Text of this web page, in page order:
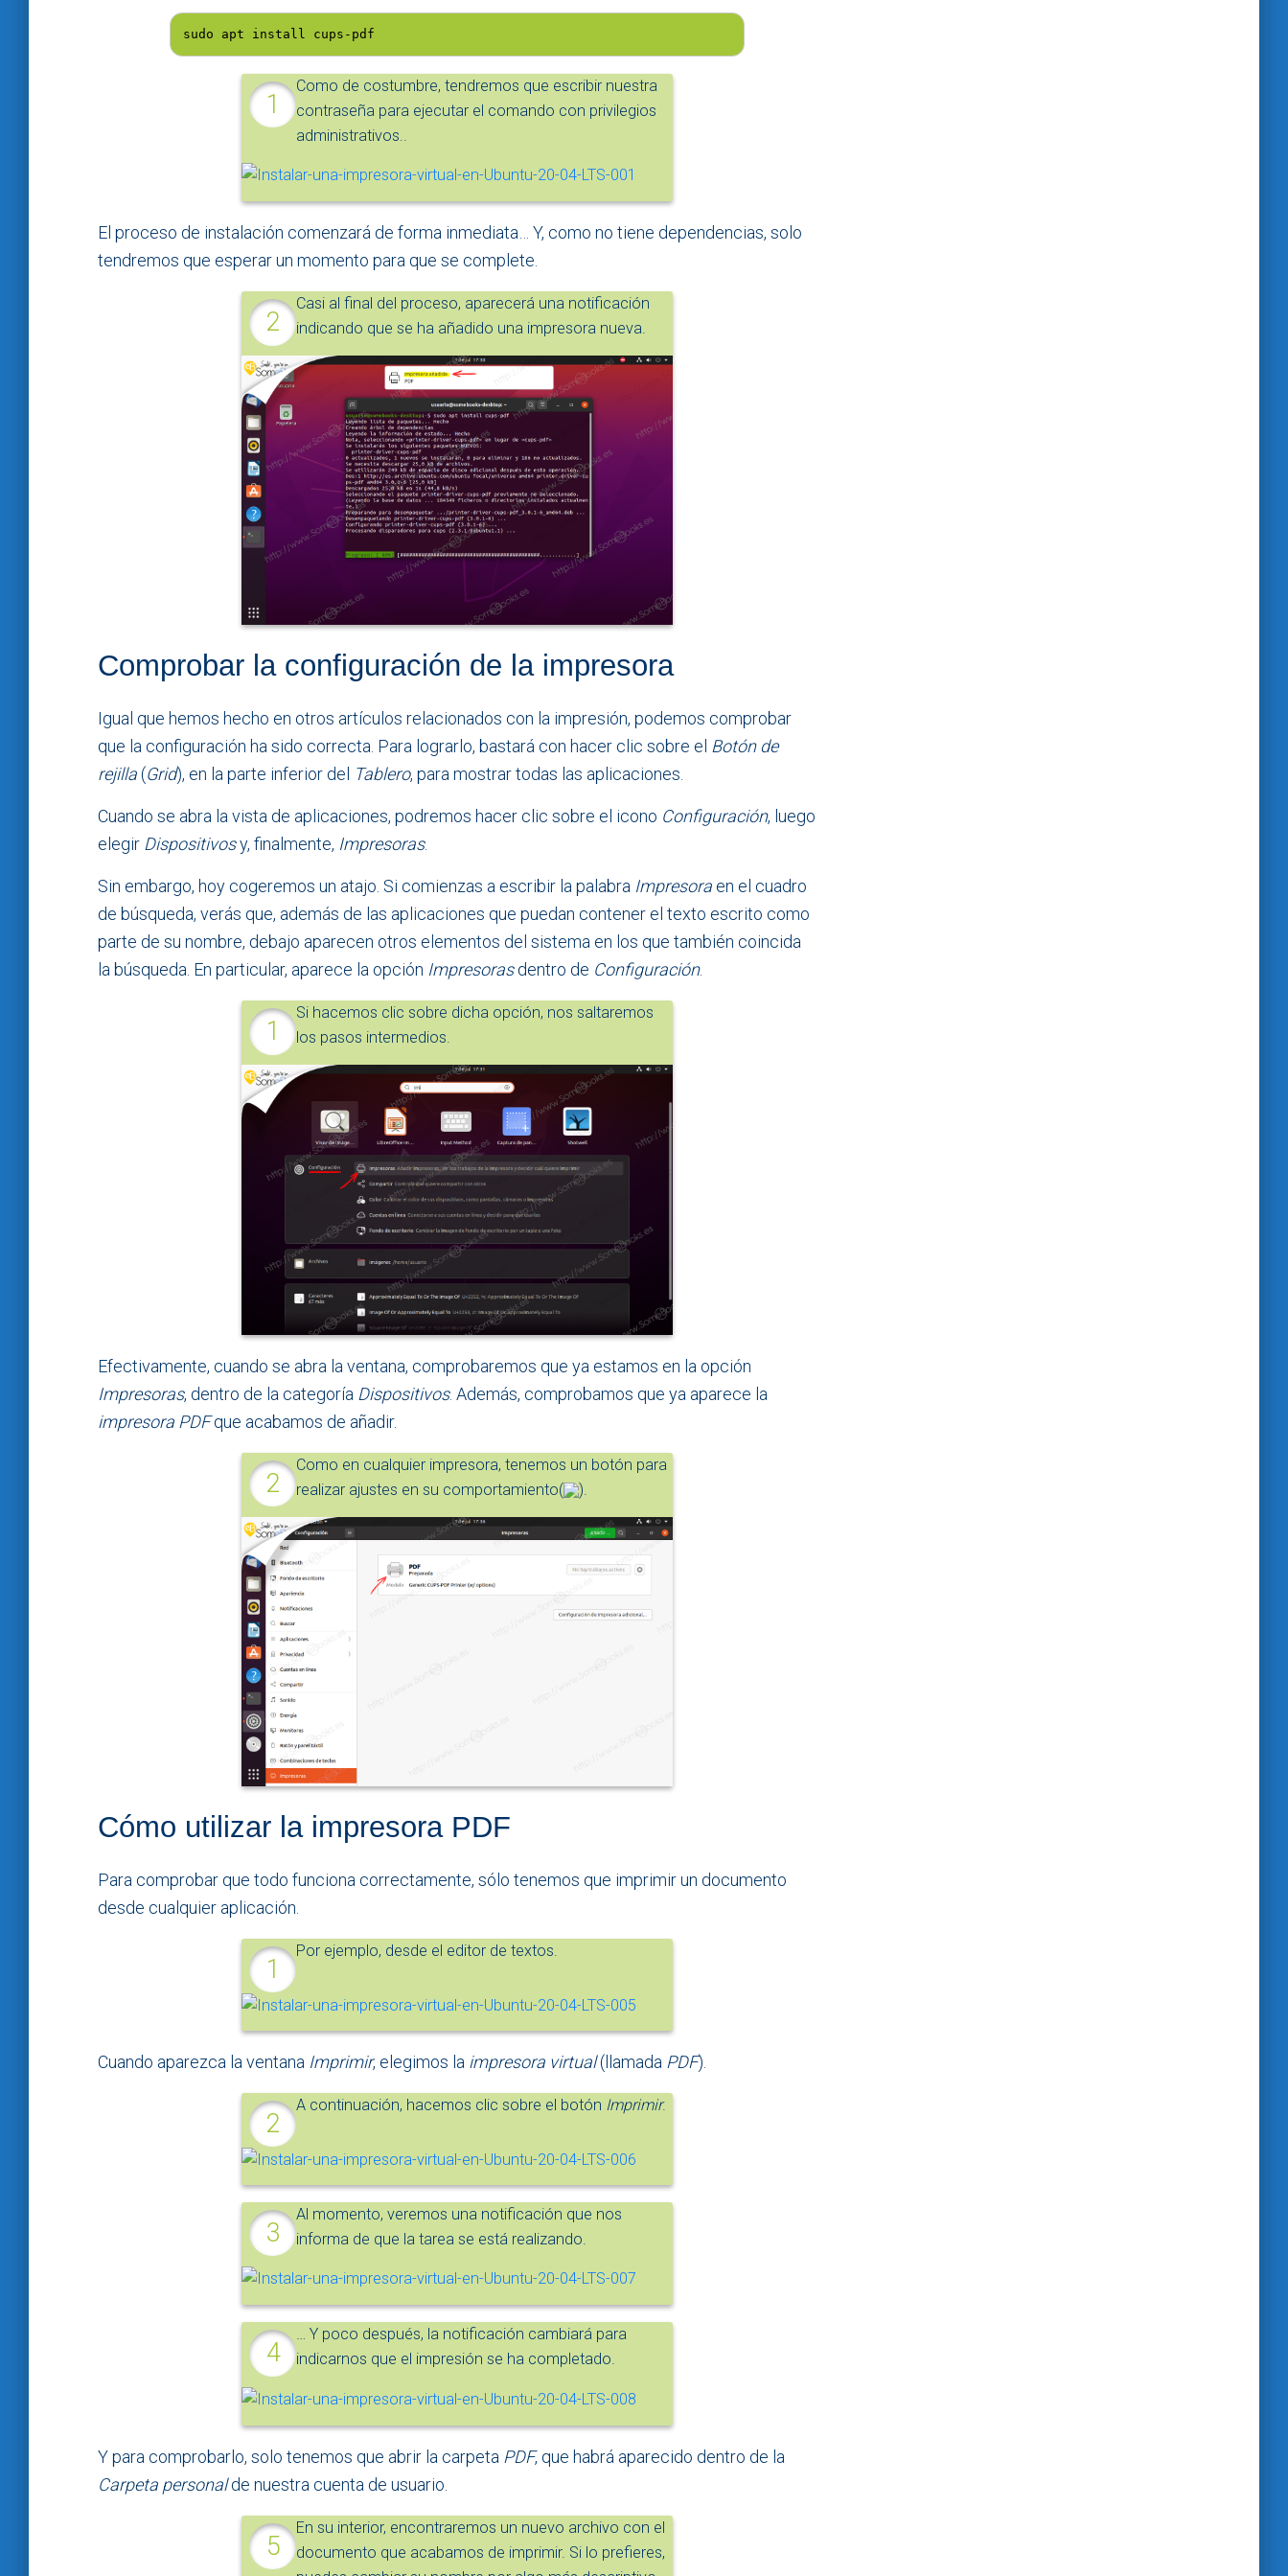
sudo apt install cups-pdf
Como de costumbre, tendremos que escribir nuestra
contraseña para ejecutar el comando con privilegios
administrativos..
El proceso de instalación comenzará de forma inmediata… Y, como no tiene dependencias, solo
tendremos que esperar un momento para que se complete.
Casi al final del proceso, aparecerá una notificación
indicando que se ha añadido una impresora nueva.
Comprobar la configuración de la impresora
Igual que hemos hecho en otros artículos relacionados con la impresión, podemos comprobar
que la configuración ha sido correcta. Para lograrlo, bastará con hacer clic sobre el Botón de
rejilla(Grid), en la parte inferior del Tablero, para mostrar todas las aplicaciones.
Cuando se abra la vista de aplicaciones, podremos hacer clic sobre el icono Configuración, luego
elegir Dispositivosy, finalmente, Impresoras.
Sin embargo, hoy cogeremos un atajo. Si comienzas a escribir la palabra Impresora en el cuadro
de búsqueda, verás que, además de las aplicaciones que puedan contener el texto escrito como
parte de su nombre, debajo aparecen otros elementos del sistema en los que también coincida
la búsqueda. En particular, aparece la opción Impresorasdentro de Configuración.
Si hacemos clic sobre dicha opción, nos saltaremos
los pasos intermedios.
Efectivamente, cuando se abra la ventana, comprobaremos que ya estamos en la opción
Impresoras, dentro de la categoría Dispositivos. Además, comprobamos que ya aparece la
impresora PDFque acabamos de añadir.
Como en cualquier impresora, tenemos un botón para
realizar ajustes en su comportamiento(
).
Cómo utilizar la impresora PDF
Para comprobar que todo funciona correctamente, sólo tenemos que imprimir un documento
desde cualquier aplicación.
Por ejemplo, desde el editor de textos.
Cuando aparezca la ventana Imprimir, elegimos la impresora virtual(llamada PDF).
A continuación, hacemos clic sobre el botón Imprimir.
Al momento, veremos una notificación que nos
informa de que la tarea se está realizando.
… Y poco después, la notificación cambiará para
indicarnos que el impresión se ha completado.
Y para comprobarlo, solo tenemos que abrir la carpeta PDF, que habrá aparecido dentro de la
Carpeta personalde nuestra cuenta de usuario.
En su interior, encontraremos un nuevo archivo con el
documento que acabamos de imprimir. Si lo prefieres,